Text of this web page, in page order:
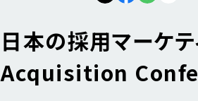
日本の採用マーケ
Acquisition